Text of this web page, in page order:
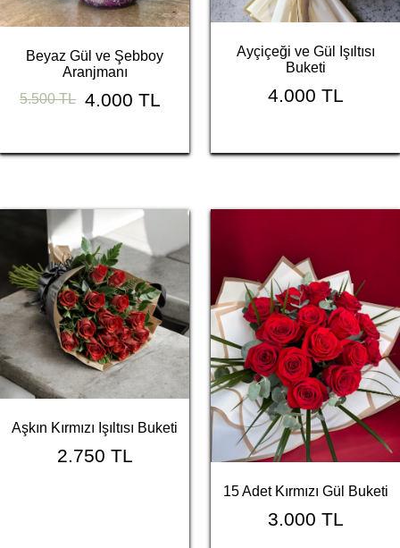
Beyaz Gül ve Şebboy
Aranjmanı
5.500 TL 4.000 TL
Ayçiçeği ve Gül Işıltısı
Buketi
4.000 TL
Aşkın Kırmızı Işıltısı Buketi
2.750 TL
15 Adet Kırmızı Gül Buketi
3.000 TL